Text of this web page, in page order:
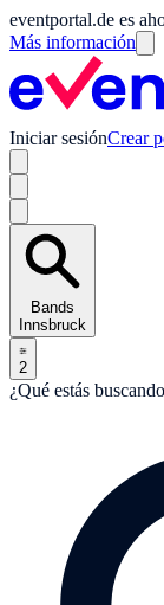
eventportal.de es
Más información
Iniciar sesiónCrear
Bands
Innsbruck
2
¿Qué estás